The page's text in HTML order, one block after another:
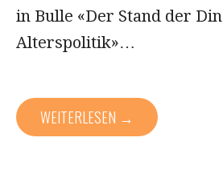
in Bulle «Der Stand der
Alterspolitik»…
WEITERLESEN →